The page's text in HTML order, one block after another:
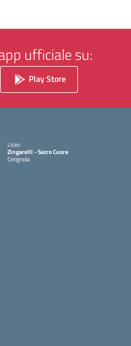
ufficiale su:
Play Store
Liceo
Zingarelli - Sacro Cuore
Cerignola
— Visita la pagina iniziale della scuola